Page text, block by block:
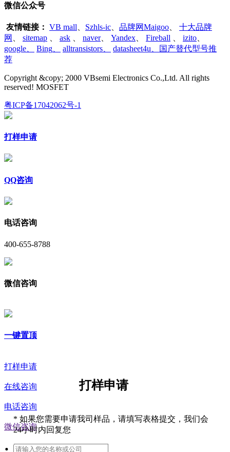
微信公众号
友情链接： VB mall Szhls-ic 品牌网Maigoo
十大品牌
网
sitemap ask naver、 Yandex Fireball izito
google
Bing alltransistors
datasheet4u、国产替代型号推
荐
Copyright &copy; 2000 VBsemi Electronics Co.,Ltd. All rights
reserved! MOSFET
粤ICP备17042062号-1
打样申请
QQ咨询
电话咨询
400-655-8788
微信咨询
一键置顶
打样申请
在线咨询
电话咨询
微信咨询
打样申请
* 如果您需要申请我司样品，请填写表格提交，我们会
24小时内回复您